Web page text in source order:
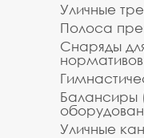
Уличные
Полоса
Снаряды
Балансиры
Уличные